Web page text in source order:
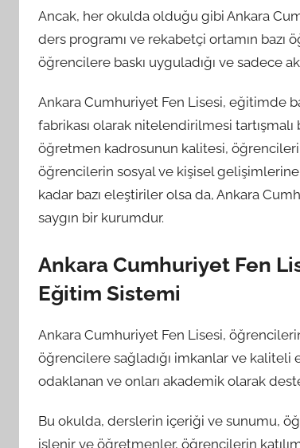
Ancak, her okulda olduğu gibi Ankara
ders programı ve rekabetçi ortamın bazı
öğrencilere baskı uyguladığı ve sadece
Ankara Cumhuriyet Fen Lisesi, eğitimde
fabrikası olarak nitelendirilmesi
öğretmen kadrosunun kalitesi,
öğrencilerin sosyal ve kişisel
kadar bazı eleştiriler olsa da, Ankara
saygın bir kurumdur.
Ankara Cumhuriyet Fen
Eğitim Sistemi
Ankara Cumhuriyet Fen Lisesi,
öğrencilere sağladığı imkanlar ve kaliteli
odaklanan ve onları akademik olarak
Bu okulda, derslerin içeriği ve sunumu,
işlenir ve öğretmenler, öğrencilerin